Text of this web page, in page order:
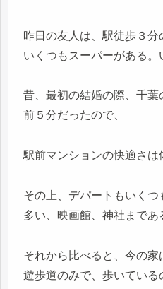
昨日の友人は、駅徒歩３
いくつもスーパーがある。
昔、最初の結婚の際、千
前５分だったので、
駅前マンションの快適さは
その上、デパートもいく
多い、映画館、神社まであ
それから比べると、今の家
遊歩道のみで、歩いている